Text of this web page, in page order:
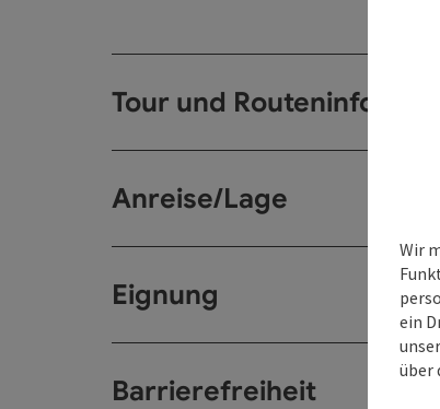
Tour und
Anreise/Lage
Eignung
Barrierefreiheit
Wir
ein
über